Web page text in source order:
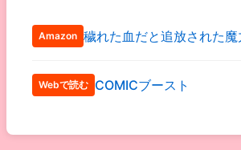
Amazon 穢れた血だと追放された
Webで読む COMICブースト